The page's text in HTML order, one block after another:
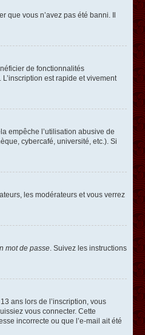
que vous n’avez pas été banni. Il
de fonctionnalités
est rapide et vivement
empêche l’utilisation abusive de
cybercafé, université, etc.). Si
les modérateurs et vous verrez
mot de passe . Suivez les instructions
ans lors de l’inscription, vous
vous connecter. Cette
incorrecte ou que l’e-mail ait été